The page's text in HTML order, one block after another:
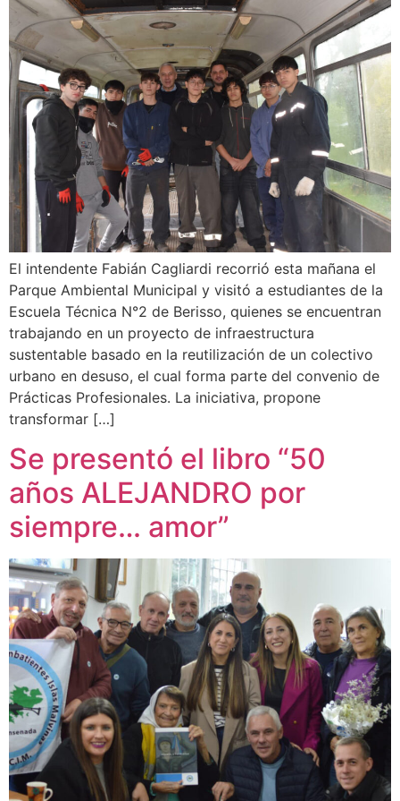
El intendente Fabián Cagliardi recorrió esta mañana el
Parque Ambiental Municipal y visitó a estudiantes de la
Escuela Técnica N°2 de Berisso, quienes se encuentran
trabajando en un proyecto de infraestructura
sustentable basado en la reutilización de un colectivo
urbano en desuso, el cual forma parte del convenio de
Prácticas Profesionales. La iniciativa, propone
transformar […]
Se presentó el libro “50
años ALEJANDRO por
siempre… amor”